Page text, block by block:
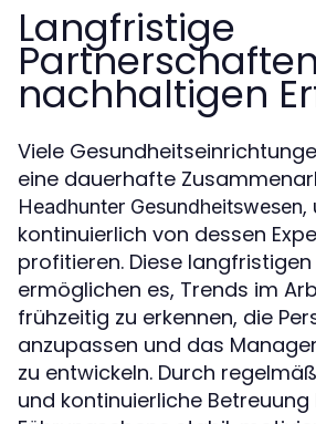
Langfristige
nachhaltigen
Viele
eine dauerhafte
Headhunter Gesundheitswesen,
kontinuierlich von dessen
profitieren. Diese
ermöglichen es, Trends im
frühzeitig zu erkennen, die
anzupassen und das
zu entwickeln. Durch
und kontinuierliche